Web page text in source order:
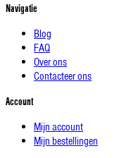
Navigatie
Blog
FAQ
Over ons
Contacteer ons
Account
Mijn account
Mijn bestellingen